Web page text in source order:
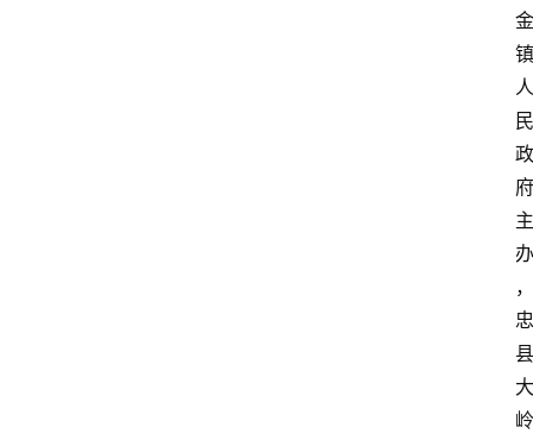
金
镇
人
民
政
府
主
办
，
忠
县
大
岭